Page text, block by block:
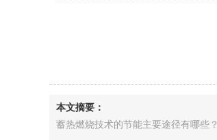
本文摘要：
蓄热燃烧技术的节能主要途径有哪些？